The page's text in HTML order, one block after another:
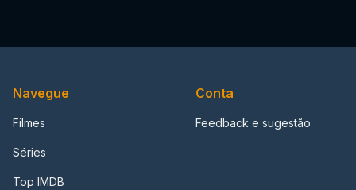
Navegue
Filmes
Séries
Top IMDB
Conta
Feedback e sugestão